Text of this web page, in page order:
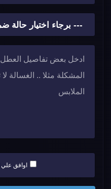
اوافق